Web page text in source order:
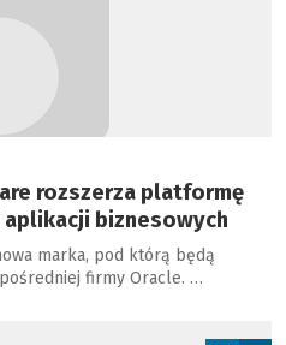
rozszerza platformę
aplikacji biznesowych
marka, pod którą będą
firmy Oracle. …